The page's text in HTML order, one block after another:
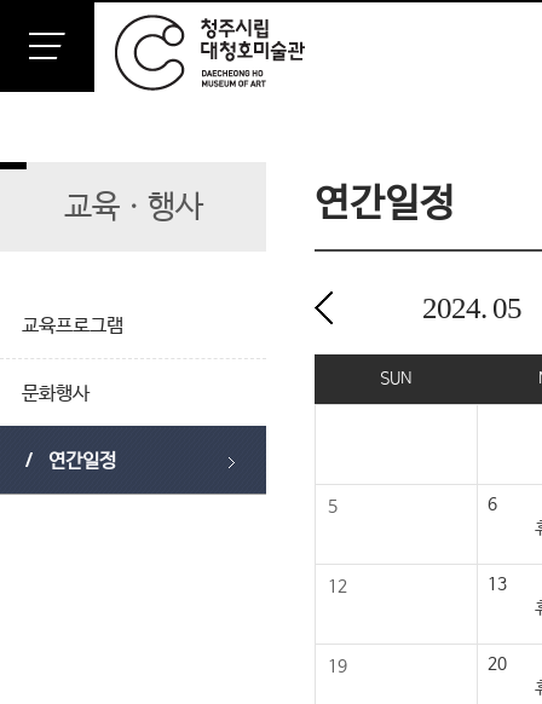
교육ㆍ행사
교육프로그램
문화행사
연간일정
연간일정
2024. 05
SUN
5 6
12 13
19 20